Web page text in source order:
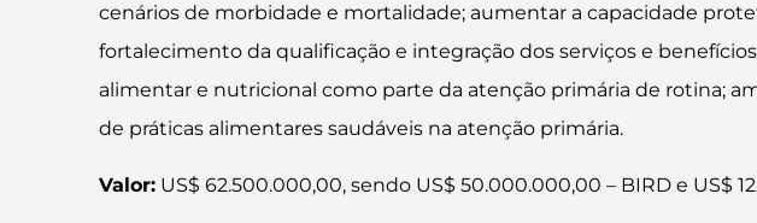
cenários de morbidade e mortalidade; aumentar a capacidade
fortalecimento da qualificação e integração dos serviços e
alimentar e nutricional como parte da atenção primária de rotina;
de práticas alimentares saudáveis na atenção primária.
Valor: US$ 62.500.000,00, sendo US$ 50.000.000,00 – BIRD e US$